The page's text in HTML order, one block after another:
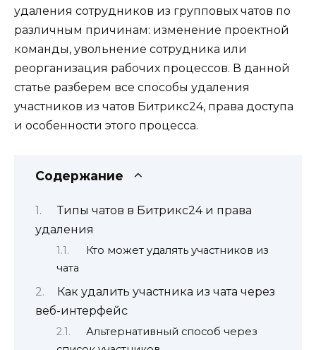
удаления сотрудников из групповых чатов по
различным причинам: изменение проектной
команды, увольнение сотрудника или
реорганизация рабочих процессов. В данной
статье разберем все способы удаления
участников из чатов Битрикс24, права доступа
и особенности этого процесса.
Содержание
Типы чатов в Битрикс24 и права
удаления
Кто может удалять участников из
чата
Как удалить участника из чата через
веб-интерфейс
Альтернативный способ через